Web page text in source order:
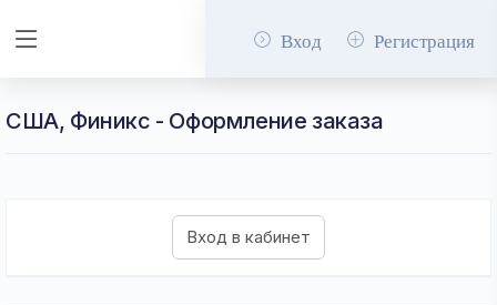
Вход Регистрация
США, Финикс - Оформление заказа